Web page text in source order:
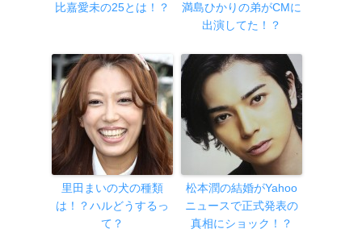
比嘉愛未の25とは！？
満島ひかりの弟がCMに
出演してた！？
里田まいの犬の種類
は！？ハルどうするっ
て？
松本潤の結婚がYahoo
ニュースで正式発表の
真相にショック！？